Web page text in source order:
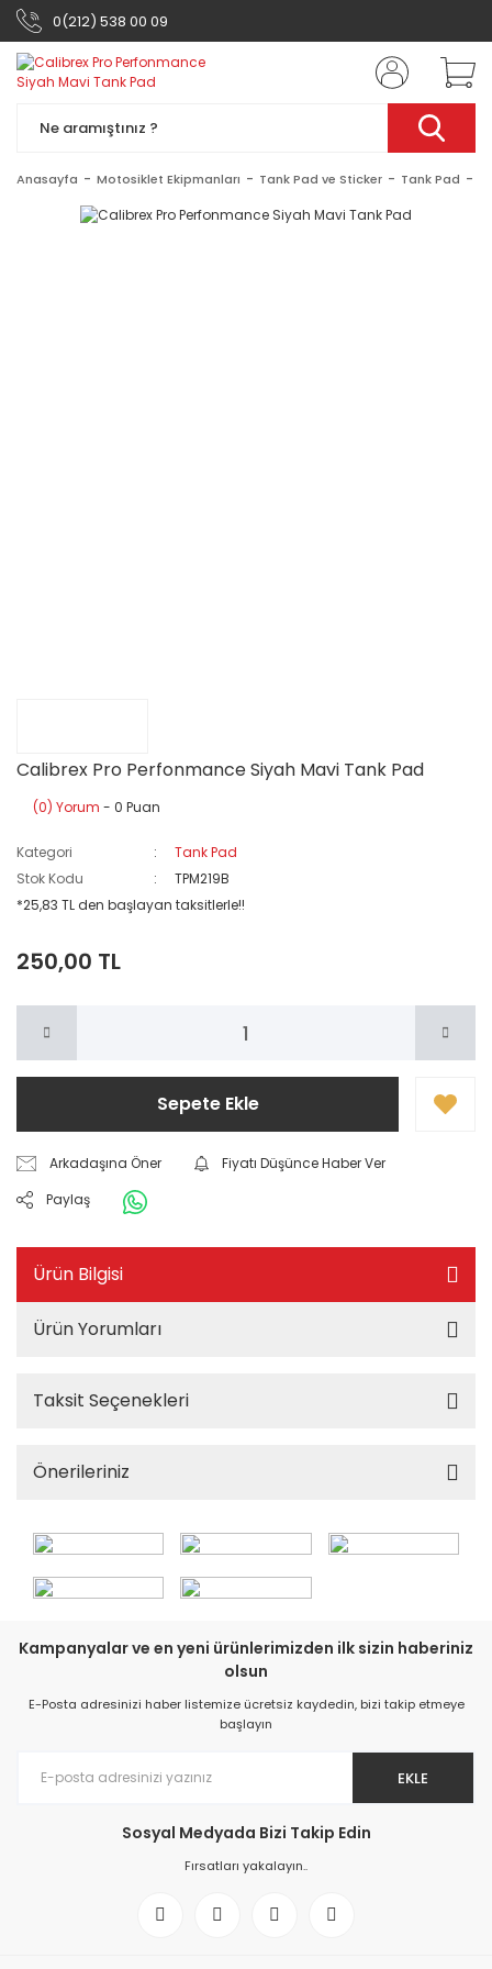
0(212) 538 00 09
Anasayfa Motosiklet Ekipmanları Tank Pad ve Sticker Tank Pad
Calibrex Pro Perfonmance Siyah Mavi Tank Pad
(0) Yorum - 0 Puan
Kategori
Tank Pad
Stok Kodu
TPM219B
*25,83 TL den başlayan taksitlerle!!
250,00 TL
Sepete Ekle
Arkadaşına Öner
Fiyatı Düşünce Haber Ver
Paylaş
Ürün Bilgisi
Ürün Yorumları
Taksit Seçenekleri
Önerileriniz
Kampanyalar ve en yeni ürünlerimizden ilk sizin haberiniz
olsun
E-Posta adresinizi haber listemize ücretsiz kaydedin, bizi takip etmeye
başlayın
EKLE
Sosyal Medyada Bizi Takip Edin
Fırsatları yakalayın..